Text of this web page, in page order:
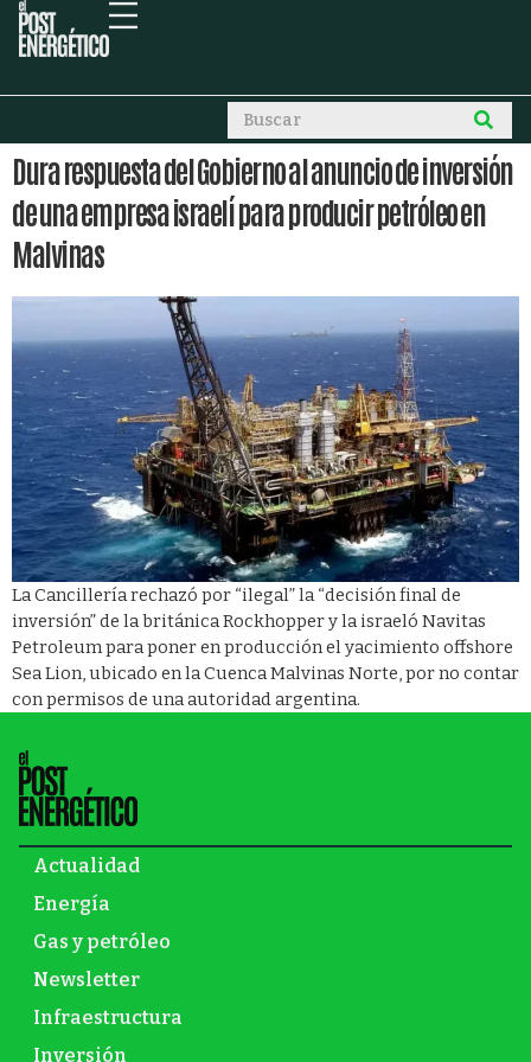
Dura respuesta del Gobierno al anuncio de inversión
de una empresa israelí para producir petróleo en
Malvinas
La Cancillería rechazó por “ilegal” la “decisión final de
inversión” de la británica Rockhopper y la israeló Navitas
Petroleum para poner en producción el yacimiento offshore
Sea Lion, ubicado en la Cuenca Malvinas Norte, por no contar
con permisos de una autoridad argentina.
Actualidad
Energía
Gas y petróleo
Newsletter
Infraestructura
Inversión